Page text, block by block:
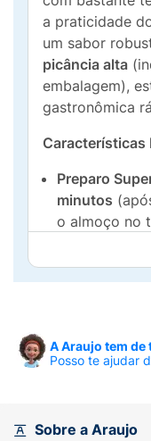
a praticidade
um sabor
picância alta
embalagem),
gastronômica
Características
Preparo
minutos
o almoço no
quando o
Sabor
envolvente.
picante que
A Araujo tem de
Posso te ajudar
Sobre a Araujo